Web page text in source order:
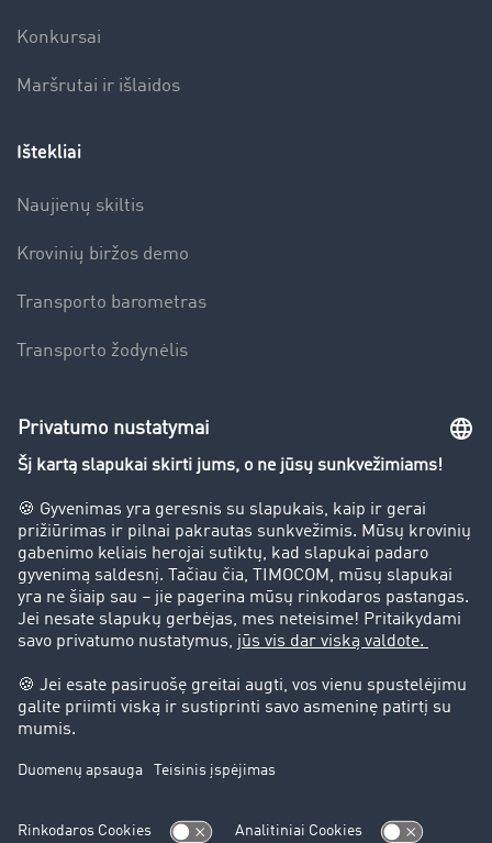
Konkursai
Maršrutai ir išlaidos
Ištekliai
Naujienų skiltis
Krovinių biržos demo
Transporto barometras
Transporto žodynėlis
Įmonė
Sėkmės istorijos
Klientai įdarbina klientus
Teisinė informacija
Teisinis pranešimas
Duomenų apsauga
Slapukų nustatymai
Pagalba